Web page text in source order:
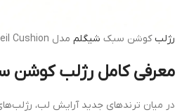
رژلبکوشن سبک شیگلم مدل Lip Veil Cushion رنگ Clock It
معرفی کامل رژلب کوشن
در میان ترندهای جدید آرایش لب،